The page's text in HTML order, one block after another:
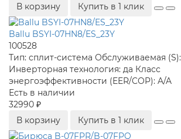
В корзину
Купить в 1 клик
Ballu BSYI-07HN8/ES_23Y
100528
Тип: сплит-система Обслуживаемая (S):
Инверторная технология: да Класс
энергоэффективности (EER/COP): A/A
Есть в наличии
32990 ₽
В корзину
Купить в 1 клик